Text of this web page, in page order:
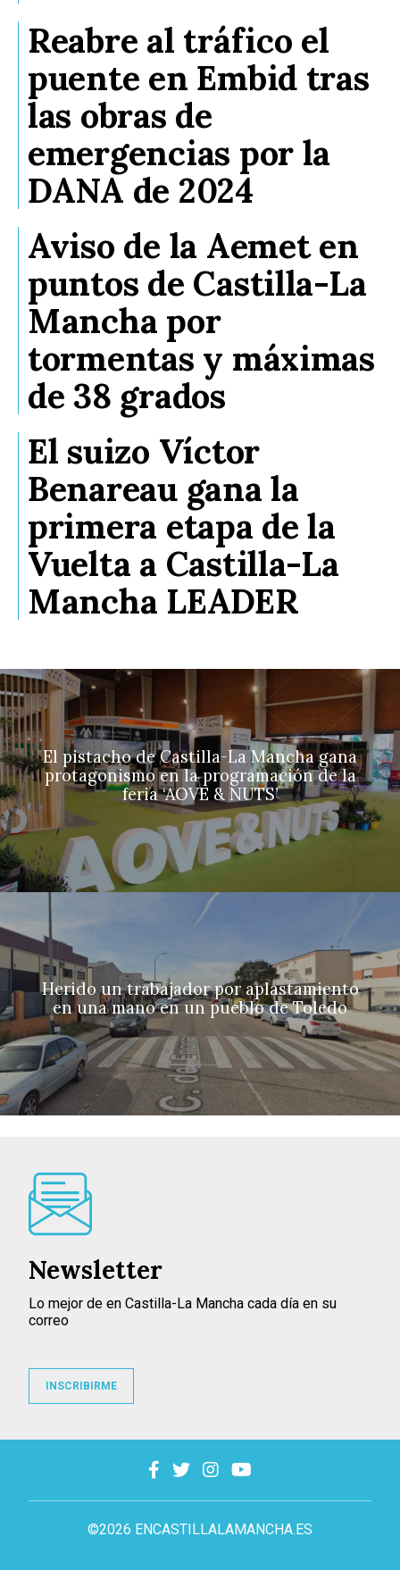
Reabre al tráfico el
puente en Embid tras
las obras de
emergencias por la
DANA de 2024
Aviso de la Aemet en
puntos de Castilla-La
Mancha por
tormentas y máximas
de 38 grados
El suizo Víctor
Benareau gana la
primera etapa de la
Vuelta a Castilla-La
Mancha LEADER
El pistacho de Castilla-La Mancha gana
protagonismo en la programación de la
feria ‘AOVE & NUTS’
Herido un trabajador por aplastamiento
en una mano en un pueblo de Toledo
©2026 ENCASTILLALAMANCHA.ES
Newsletter
Lo mejor de en Castilla-La Mancha cada día en su
correo
INSCRIBIRME